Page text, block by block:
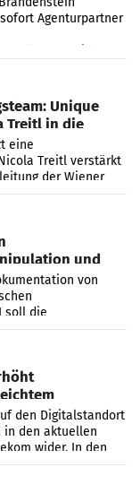
Agenturpartner
Unique
Treitl in die
eine
Treitl verstärkt
der Wiener
von Josef Kalina und
und
von
soll die
Manipulation und
der Zeit
den Digitalstandort
in den aktuellen
wider. In den
laufenden Jahres